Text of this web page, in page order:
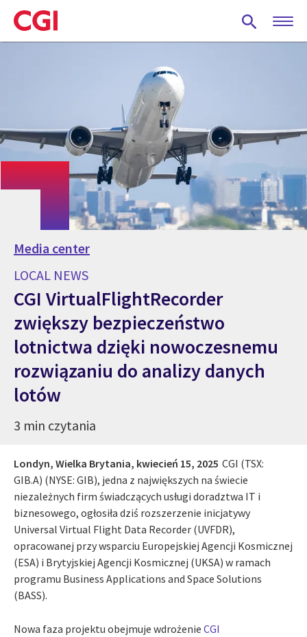
Skip
to
main
Media center
LOCAL NEWS
CGI VirtualFlightRecorder
zwiększy bezpieczeństwo
lotnictwa dzięki nowoczesnemu
rozwiązaniu do analizy danych
lotów
3 min czytania
Londyn, Wielka Brytania, kwiecień 15, 2025 CGI (TSX:
GIB.A) (NYSE: GIB), jedna z największych na świecie
niezależnych firm świadczących usługi doradztwa IT i
biznesowego, ogłosiła dziś rozszerzenie inicjatywy
Universal Virtual Flight Data Recorder (UVFDR),
opracowanej przy wsparciu Europejskiej Agencji Kosmicznej
(ESA) i Brytyjskiej Agencji Kosmicznej (UKSA) w ramach
programu Business Applications and Space Solutions
(BASS).
Nowa faza projektu obejmuje wdrożenie CGI